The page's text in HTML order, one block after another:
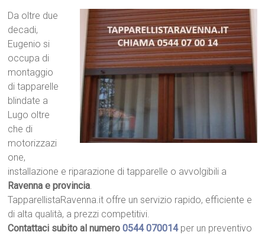
Da oltre due
decadi,
Eugenio si
occupa di
montaggio
di tapparelle
blindate a
Lugo oltre
che di
motorizzazi
one,
installazione e riparazione di tapparelle o avvolgibili a
Ravenna e provincia.
TapparellistaRavenna.it offre un servizio rapido, efficiente e
di alta qualità, a prezzi competitivi.
Contattaci subito al numero0544 070014per un preventivo